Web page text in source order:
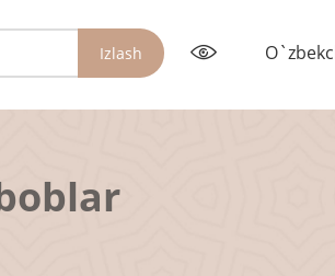
Izlash